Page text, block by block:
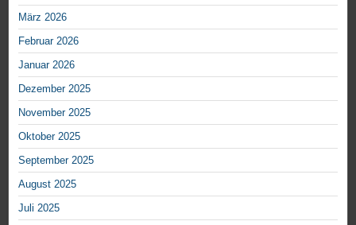
März 2026
Februar 2026
Januar 2026
Dezember 2025
November 2025
Oktober 2025
September 2025
August 2025
Juli 2025